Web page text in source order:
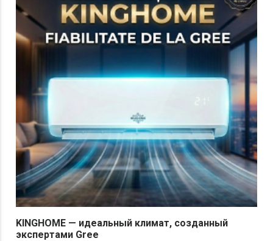
KINGHOME — идеальный климат, созданный
экспертами Gree